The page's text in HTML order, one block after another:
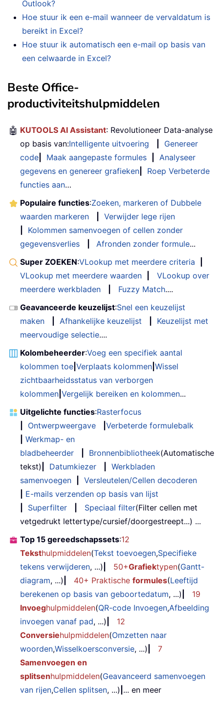
Outlook?
Hoe stuur ik een e-mail wanneer de vervaldatum is
bereikt in Excel?
Hoe stuur ik automatisch een e-mail op basis van
een celwaarde in Excel?
Beste Office-
productiviteitshulpmiddelen
🤖 KUTOOLS AI Assistant: Revolutioneer Data-analyse
op basis van:Intelligente uitvoering
Genereer
code
Maak aangepaste formules
Analyseer
gegevens en genereer grafieken
Roep Verbeterde
functies aan…
Populaire functies:Zoeken, markeren of Dubbele
waarden markeren
Verwijder lege rijen
Kolommen samenvoegen of cellen zonder
gegevensverlies
Afronden zonder formule...
Super ZOEKEN:VLookup met meerdere criteria
VLookup met meerdere waarden
VLookup over
meerdere werkbladen
Fuzzy Match....
Geavanceerde keuzelijst:Snel een keuzelijst
maken
Afhankelijke keuzelijst
Keuzelijst met
meervoudige selectie....
Kolombeheerder:Voeg een specifiek aantal
kolommen toe Verplaats kolommen Wissel
zichtbaarheidsstatus van verborgen
kolommen Vergelijk bereiken en kolommen...
Uitgelichte functies:Rasterfocus
Ontwerpweergave
Verbeterde formulebalk
Werkmap- en
bladbeheerder
Bronnenbibliotheek(Automatische
tekst)
Datumkiezer
Werkbladen
samenvoegen
Versleutelen/Cellen decoderen
E-mails verzenden op basis van lijst
Superfilter Speciaal filter(Filter cellen met
vetgedrukt lettertype/cursief/doorgestreept...) ...
Top 15 gereedschapssets:12
Teksthulpmiddelen(Tekst toevoegen,Specifieke
tekens verwijderen, ...) 50+Grafiektypen(Gantt-
diagram, ...) 40+ Praktische formules(Leeftijd
berekenen op basis van geboortedatum, ...)
19
Invoeghulpmiddelen(QR-code Invoegen,Afbeelding
invoegen vanaf pad, ...)
12
Conversiehulpmiddelen(Omzetten naar
woorden,Wisselkoersconversie, ...)
7
Samenvoegen en
splitsenhulpmiddelen(Geavanceerd samenvoegen
van rijen,Cellen splitsen, ...) ... en meer